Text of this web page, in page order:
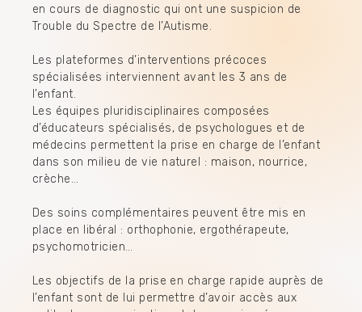
en cours de diagnostic qui ont une suspicion de
Trouble du Spectre de l’Autisme.
Les plateformes d’interventions précoces
spécialisées interviennent avant les 3 ans de
l’enfant.
Les équipes pluridisciplinaires composées
d’éducateurs spécialisés, de psychologues et de
médecins permettent la prise en charge de l’enfant
dans son milieu de vie naturel : maison, nourrice,
crèche…
Des soins complémentaires peuvent être mis en
place en libéral : orthophonie, ergothérapeute,
psychomotricien…
Les objectifs de la prise en charge rapide auprès de
l’enfant sont de lui permettre d’avoir accès aux